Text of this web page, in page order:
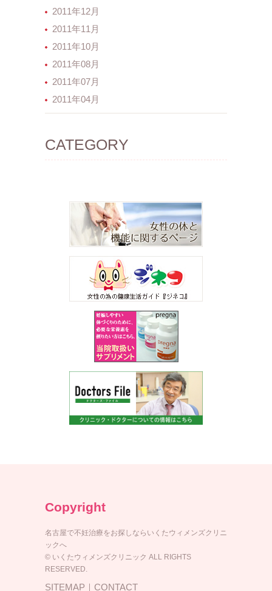
2011年12月
2011年11月
2011年10月
2011年08月
2011年07月
2011年04月
CATEGORY
Copyright
名古屋で不妊治療をお探しならいくたウィメンズクリニ
ックへ
© いくたウィメンズクリニック ALL RIGHTS
RESERVED.
SITEMAP ｜ CONTACT